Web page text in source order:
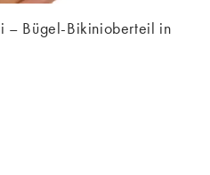
– Bügel-Bikinioberteil in
46,99 € (0%). Vorher 58,99 €.